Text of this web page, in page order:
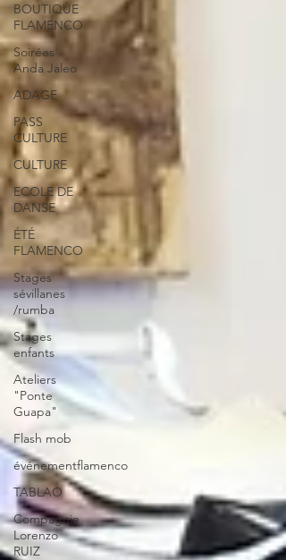
BOUTIQUE
FLAMENCO
Soirées
Anda Jaleo
ADAGE
PASS
CULTURE
CULTURE
ECOLE DE
DANSE
ÉTÉ
FLAMENCO
Stages
sévillanes
/rumba
Stages
enfants
Ateliers
"Ponte
Guapa"
Flash mob
événementflamenco
TABLAO
Compagnie
Lorenzo
RUIZ